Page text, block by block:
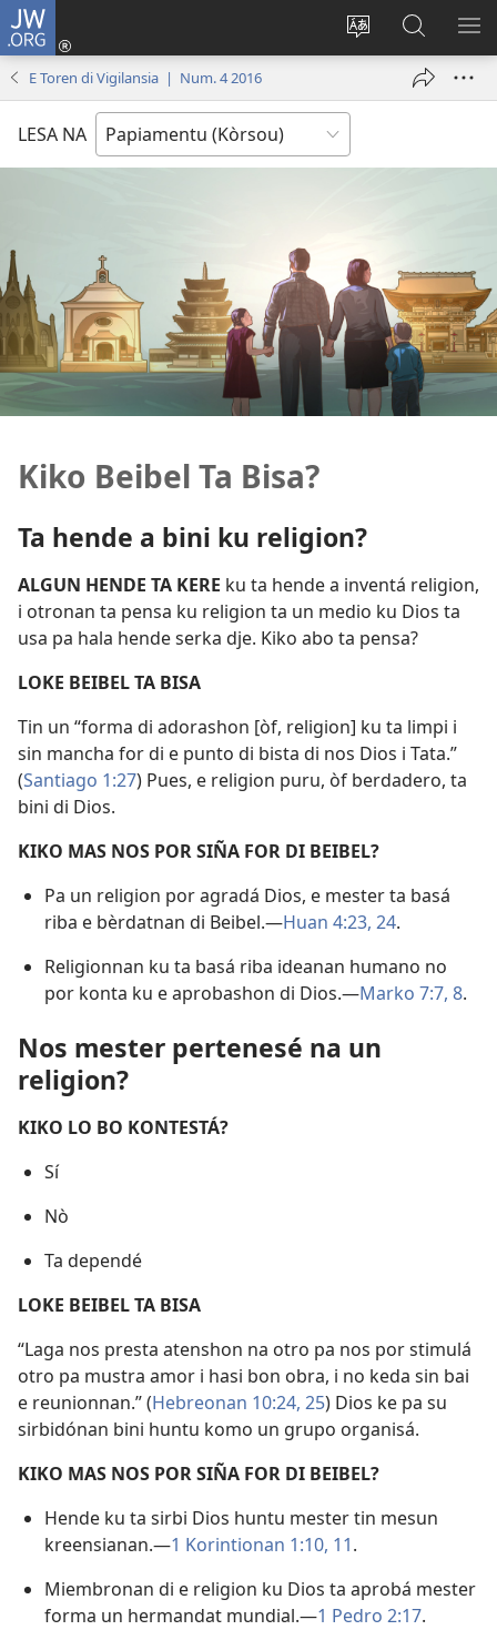
JW.ORG
Kambia
Log
window)
Buska
Riba
JW.ORG
E Toren di Vigilansia | Num. 4 2016
LESA NA
Kiko Beibel Ta Bisa?
Ta hende a bini ku religion?
ALGUN HENDE TA KERE ku ta hende a inventá religion,
i otronan ta pensa ku religion ta un medio ku Dios ta
usa pa hala hende serka dje. Kiko abo ta pensa?
LOKE BEIBEL TA BISA
Tin un “forma di adorashon [òf, religion] ku ta limpi i
sin mancha for di e punto di bista di nos Dios i Tata.”
(Santiago 1:27) Pues, e religion puru, òf berdadero, ta
bini di Dios.
KIKO MAS NOS POR SIÑA FOR DI BEIBEL?
Pa un religion por agradá Dios, e mester ta basá
riba e bèrdatnan di Beibel.—Huan 4:23, 24.
Religionnan ku ta basá riba ideanan humano no
por konta ku e aprobashon di Dios.—Marko 7:7, 8.
Nos mester pertenesé na un
religion?
KIKO LO BO KONTESTÁ?
Sí
Nò
Ta dependé
LOKE BEIBEL TA BISA
“Laga nos presta atenshon na otro pa nos por stimulá
otro pa mustra amor i hasi bon obra, i no keda sin bai
e reunionnan.” (Hebreonan 10:24, 25) Dios ke pa su
sirbidónan bini huntu komo un grupo organisá.
KIKO MAS NOS POR SIÑA FOR DI BEIBEL?
Hende ku ta sirbi Dios huntu mester tin mesun
kreensianan.—1 Korintionan 1:10, 11.
Miembronan di e religion ku Dios ta aprobá mester
forma un hermandat mundial.—1 Pedro 2:17.